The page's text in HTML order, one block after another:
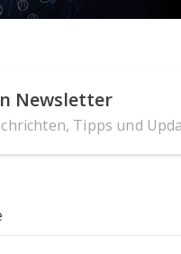
Newsletter
Tipps und